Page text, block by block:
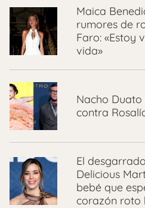
Maica
rumores de
Faro: «Estoy
vida»
Nacho
contra
El
Delicious
bebé que
corazón roto